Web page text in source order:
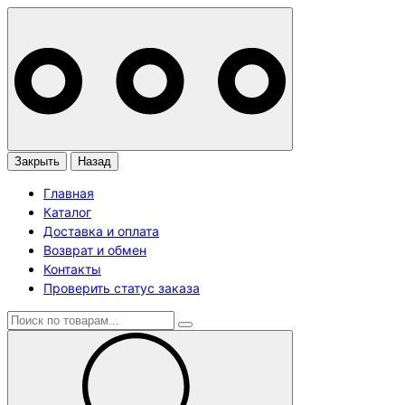
Закрыть Назад
Главная
Каталог
Доставка и оплата
Возврат и обмен
Контакты
Проверить статус заказа